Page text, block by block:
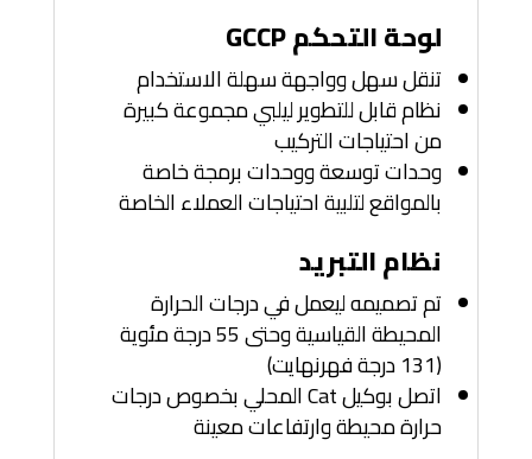
لوحة التحكم GCCP
تنقل سهل وواجهة سهلة الاستخدام
نظام قابل للتطوير ليلبي مجموعة كبيرة
من احتياجات التركيب
وحدات توسعة ووحدات برمجة خاصة
بالمواقع لتلبية احتياجات العملاء الخاصة
نظام التبريد
تم تصميمه ليعمل في درجات الحرارة
المحيطة القياسية وحتى 55 درجة مئوية
(131 درجة فهرنهايت)
اتصل بوكيل Cat المحلي بخصوص درجات
حرارة محيطة وارتفاعات معينة